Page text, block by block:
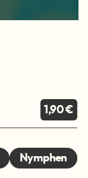
1,90 €
Nymphen